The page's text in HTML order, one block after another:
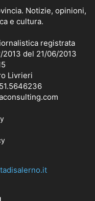
Notizie, opinioni,
e cultura.
registrata
del 21/06/2013
Livrieri